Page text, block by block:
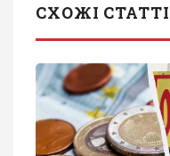
СХОЖІ СТАТТІ